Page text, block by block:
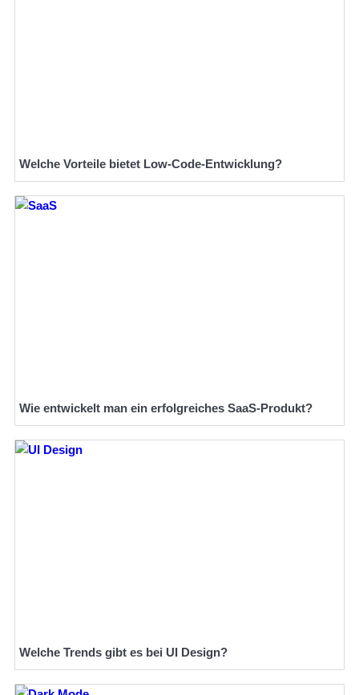
Welche Vorteile bietet Low-Code-Entwicklung?
Wie entwickelt man ein erfolgreiches SaaS-Produkt?
Welche Trends gibt es bei UI Design?